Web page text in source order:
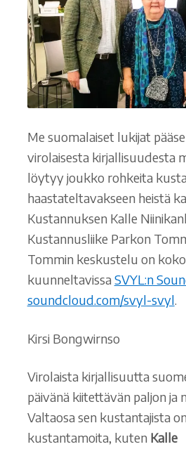
Saavutettavuusseloste
Me suomalaiset lukijat
virolaisesta kirjallisuudesta
löytyy joukko rohkeita
haastateltavakseen heistä
Kustannuksen Kalle
Kustannusliike Parkon
Tommin keskustelu on
kuunneltavissaSVYL:n
soundcloud.com/svyl-svyl.
Kirsi Bongwirnso
Virolaista kirjallisuutta
päivänä kiitettävän paljon ja
Valtaosa sen kustantajista
kustantamoita, kuten Kalle